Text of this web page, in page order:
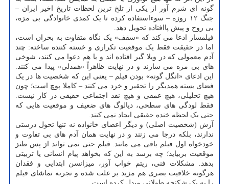
گونه ای شرم آور از یکی از تلخ ترین لحظات تاریخ اخیر ایران –
جنگ ۱۲ روزه – سوءاستفاده کرده تا یک کمدی خانوادگی بی مزه،
بی روح و پیش پاافتاده تحویل دهد.
فیلمساز ادعا می کند که «سقف» یک نگاه متفاوت به بحران است،
اما در حقیقت فقط یک موقعیت تکراری و خسته کننده ساخته: چند
آدم معمولی که در ویلا گیر افتاده اند و با هم دعوا می کنند، شوخی
های بی مزه می سازند و در نهایت ظاهراً «همدلی» پیدا می کنند.
این ادعای «انگل گونه» بودن فیلم – یعنی این که شخصیت ها در یک
فضای بسته همدیگر را تحقیر و خرد می کنند – کاملا پوچ است؛ چون
هیچ تحلیلی، هیچ عمقی و هیچ نقد اجتماعی حقیقی در کار نیست.
فقط لودگی های سطحی، دیالوگ های ضعیف و موقعیت هایی که
حتی یک لحظه خنده حقیقی ایجاد نمی کنند.
آرش (شخصیت اصلی) و دیگر اعضای خانواده نه تنها تحول درستی
ندارند، بلکه درجا می زنند و در نهایت همان آدم های بی تفاوت و
خودخواه اول فیلم باقی می مانند. فیلم حتی نمی تواند از پس طنز
موقعیت بربیاید؛ چه برسد به این که بخواهد پیام انسانی یا تربیتی
بدهد. مشکلات فنی، ریتم خواب آور، میزانسن ابتدایی و فقدان
هرگونه خلاقیت بصری هم مزید بر علت شده و تجربه تماشای فیلم